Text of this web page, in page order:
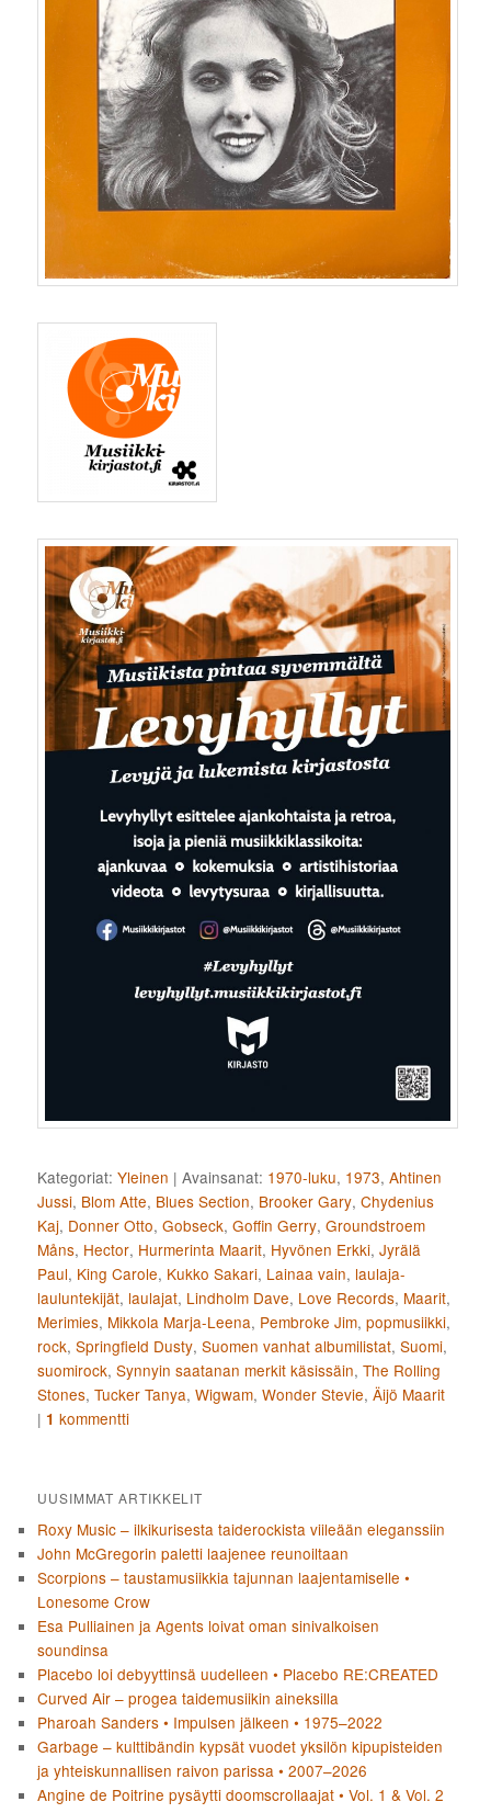
Kategoriat: Yleinen |Avainsanat: 1970-luku, 1973,Ahtinen
Jussi, Blom Atte, Blues Section, Brooker Gary,Chydenius
Kaj, Donner Otto,Gobseck,Goffin Gerry,Groundstroem
Måns, Hector, Hurmerinta Maarit, Hyvönen Erkki,Jyrälä
Paul, King Carole, Kukko Sakari, Lainaa vain, laulaja-
lauluntekijät, laulajat, Lindholm Dave, Love Records, Maarit,
Merimies, Mikkola Marja-Leena, Pembroke Jim,popmusiikki,
rock,Springfield Dusty,Suomen vanhat albumilistat,Suomi,
suomirock,Synnyin saatanan merkit käsissäin,The Rolling
Stones,Tucker Tanya,Wigwam,Wonder Stevie,Äijö Maarit
| 1 kommentti
UUSIMMAT ARTIKKELIT
Roxy Music – ilkikurisesta taiderockista viileään eleganssiin
John McGregorin paletti laajenee reunoiltaan
Scorpions – taustamusiikkia tajunnan laajentamiselle •
Lonesome Crow
Esa Pulliainen ja Agents loivat oman sinivalkoisen
soundinsa
Placebo loi debyyttinsä uudelleen • Placebo RE:CREATED
Curved Air – progea taidemusiikin aineksilla
Pharoah Sanders • Impulsen jälkeen • 1975–2022
Garbage – kulttibändin kypsät vuodet yksilön kipupisteiden
ja yhteiskunnallisen raivon parissa • 2007–2026
Angine de Poitrine pysäytti doomscrollaajat • Vol. 1 & Vol. 2